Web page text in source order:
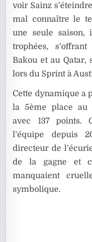
voir Sainz
mal connaître le
une seule saison,
trophées,
Bakou et au Qatar,
lors du Sprint à
Cette dynamique a
la 5ème place au
avec 137 points.
l’équipe depuis
directeur de
de la gagne et
manquaient
symbolique.